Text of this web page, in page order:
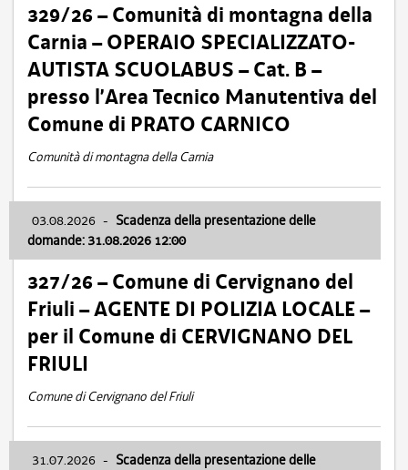
329/26 – Comunità di montagna della
Carnia – OPERAIO SPECIALIZZATO-
AUTISTA SCUOLABUS – Cat. B –
presso l’Area Tecnico Manutentiva del
Comune di PRATO CARNICO
Comunità di montagna della Carnia
03.08.2026 - Scadenza della presentazione delle
domande: 31.08.2026 12:00
327/26 – Comune di Cervignano del
Friuli – AGENTE DI POLIZIA LOCALE –
per il Comune di CERVIGNANO DEL
FRIULI
Comune di Cervignano del Friuli
31.07.2026 - Scadenza della presentazione delle